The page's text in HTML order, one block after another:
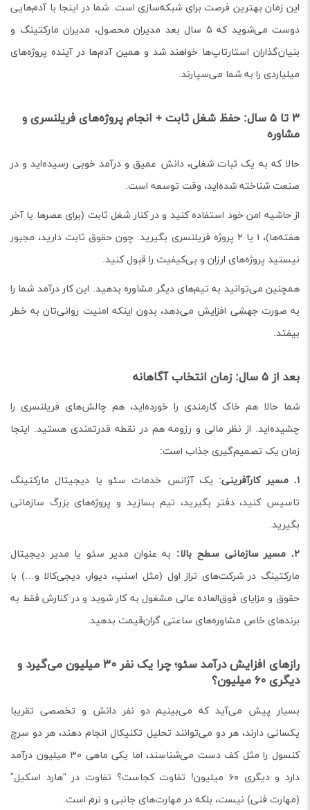
این زمان بهترین فرصت برای شبکه‌سازی است. شما در اینجا با آدم‌هایی
دوست می‌شوید که ۵ سال بعد مدیران محصول، مدیران مارکتینگ و
بنیان‌گذاران استارتاپ‌ها خواهند شد و همین آدم‌ها در آینده پروژه‌های
میلیاردی را به شما می‌سپارند.
۳ تا ۵ سال: حفظ شغل ثابت + انجام پروژه‌های فریلنسری و
مشاوره
حالا که به یک ثبات شغلی، دانش عمیق و درآمد خوبی رسیده‌اید و در
صنعت شناخته شده‌اید، وقت توسعه است.
از حاشیه امن خود استفاده کنید و در کنار شغل ثابت (برای عصرها یا آخر
هفته‌ها)، ۱ یا ۲ پروژه فریلنسری بگیرید. چون حقوق ثابت دارید، مجبور
نیستید پروژه‌های ارزان و بی‌کیفیت را قبول کنید.
همچنین می‌توانید به تیم‌های دیگر مشاوره بدهید. این کار درآمد شما را
به صورت جهشی افزایش می‌دهد، بدون اینکه امنیت روانی‌تان به خطر
بیفتد.
بعد از ۵ سال: زمان انتخاب آگاهانه
شما حالا هم خاک کارمندی را خورده‌اید، هم چالش‌های فریلنسری را
چشیده‌اید. از نظر مالی و رزومه هم در نقطه قدرتمندی هستید. اینجا
زمان یک تصمیم‌گیری جذاب است:
۱. مسیر کارآفرینی
: یک آژانس خدمات سئو یا دیجیتال مارکتینگ
تاسیس کنید، دفتر بگیرید، تیم بسازید و پروژه‌های بزرگ سازمانی
بگیرید.
۲. مسیر سازمانی سطح بالا:
به عنوان مدیر سئو یا مدیر دیجیتال
مارکتینگ در شرکت‌های تراز اول (مثل اسنپ، دیوار، دیجی‌کالا و…) با
حقوق و مزایای فوق‌العاده عالی مشغول به کار شوید و در کنارش فقط به
برندهای خاص مشاوره‌های ساعتی گران‌قیمت بدهید.
رازهای افزایش درآمد سئو؛ چرا یک نفر ۳۰ میلیون می‌گیرد و
دیگری ۶۰ میلیون؟
بسیار پیش می‌آید که می‌بینیم دو نفر دانش و تخصصی تقریبا
یکسانی دارند، هر دو می‌توانند تحلیل تکنیکال انجام دهند، هر دو سرچ
کنسول را مثل کف دست می‌شناسند، اما یکی ماهی ۳۰ میلیون درآمد
دارد و دیگری ۶۰ میلیون! تفاوت کجاست؟ تفاوت در “هارد اسکیل”
(مهارت فنی) نیست، بلکه در مهارت‌های جانبی و نرم است.